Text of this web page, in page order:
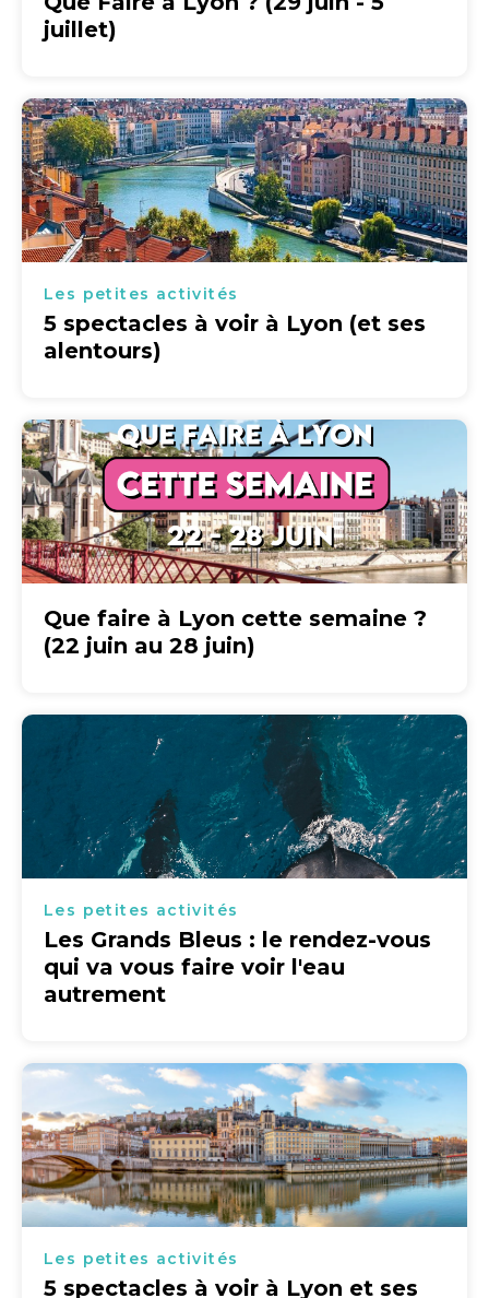
juillet)
Les petites activités
5 spectacles à voir à Lyon (et ses
alentours)
Que faire à Lyon cette semaine ?
(22 juin au 28 juin)
Les petites activités
Les Grands Bleus : le rendez-vous
qui va vous faire voir l'eau
autrement
Les petites activités
5 spectacles à voir à Lyon et ses